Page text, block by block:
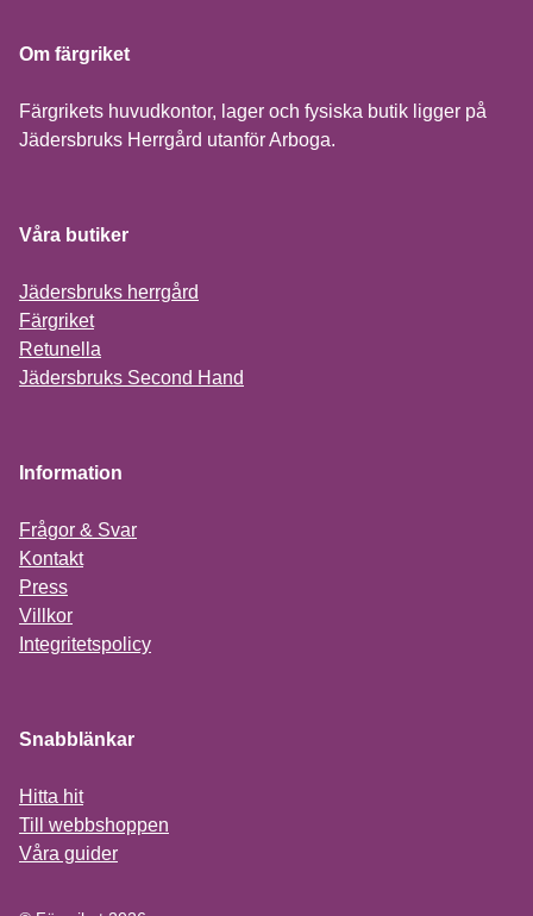
Om färgriket
Färgrikets huvudkontor, lager och fysiska butik ligger på
Jädersbruks Herrgård utanför Arboga.
Våra butiker
Jädersbruks herrgård
Färgriket
Retunella
Jädersbruks Second Hand
Information
Frågor & Svar
Kontakt
Press
Villkor
Integritetspolicy
Snabblänkar
Hitta hit
Till webbshoppen
Våra guider